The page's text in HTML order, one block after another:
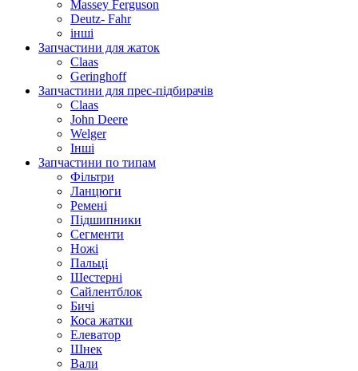
Massey Ferguson
Deutz- Fahr
інші
Запчастини для жаток
Claas
Geringhoff
Запчастини для прес-підбирачів
Claas
John Deere
Welger
Інші
Запчастини по типам
Фільтри
Ланцюги
Ремені
Підшипники
Сегменти
Ножі
Пальці
Шестерні
Сайлентблок
Бичі
Коса жатки
Елеватор
Шнек
Вали